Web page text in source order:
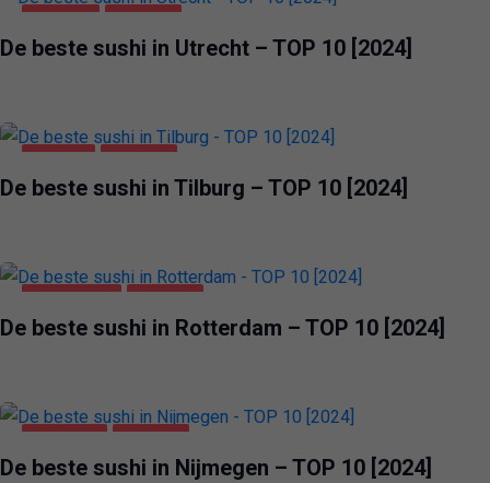
De beste sushi in Utrecht – TOP 10 [2024]
De beste sushi in Tilburg – TOP 10 [2024]
De beste sushi in Rotterdam – TOP 10 [2024]
De beste sushi in Nijmegen – TOP 10 [2024]